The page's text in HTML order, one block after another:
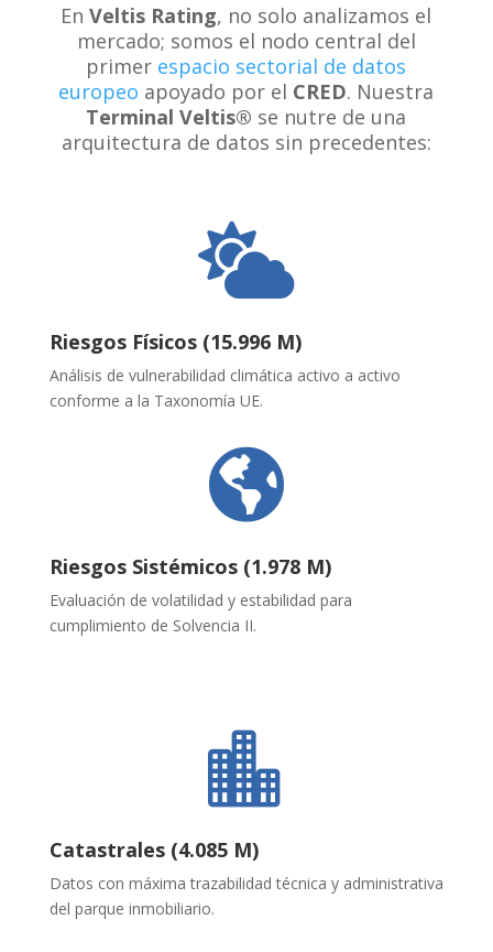
EnVeltis Rating, no solo analizamos el
mercado; somos el nodo central del
primer espacio sectorial de datos
europeo apoyado por el CRED. Nuestra
Terminal Veltis® se nutre de una
arquitectura de datos sin precedentes:

Riesgos Físicos (15.996 M)
Análisis de vulnerabilidad climática activo a activo
conforme a la Taxonomía UE.

Riesgos Sistémicos (1.978 M)
Evaluación de volatilidad y estabilidad para
cumplimiento de Solvencia II.

Catastrales (4.085 M)
Datos con máxima trazabilidad técnica y administrativa
del parque inmobiliario.